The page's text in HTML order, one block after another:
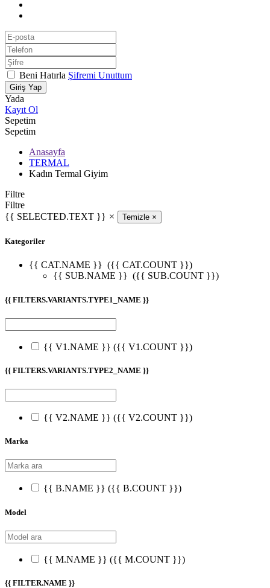
Beni Hatırla Şifremi Unuttum
Giriş Yap
Yada
Kayıt Ol
Sepetim
Sepetim
Anasayfa
TERMAL
Kadın Termal Giyim
Filtre
Filtre
{{ SELECTED.TEXT }} × Temizle ×
Kategoriler
{{ CAT.NAME }} ({{ CAT.COUNT }})
{{ SUB.NAME }} ({{ SUB.COUNT }})
{{ FILTERS.VARIANTS.TYPE1_NAME }}
{{ V1.NAME }} ({{ V1.COUNT }})
{{ FILTERS.VARIANTS.TYPE2_NAME }}
{{ V2.NAME }} ({{ V2.COUNT }})
Marka
{{ B.NAME }} ({{ B.COUNT }})
Model
{{ M.NAME }} ({{ M.COUNT }})
{{ FILTER.NAME }}